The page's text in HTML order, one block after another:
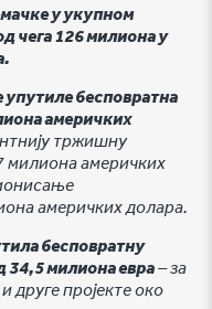
у укупном
чега 126 милиона у
бесповратна
америчких
тржишну
милиона америчких
америчких долара.
бесповратну
34,5 милиона евра– за
друге пројекте око